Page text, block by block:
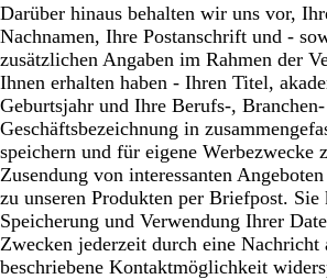
Darüber hinaus behalten wir uns vor,
Nachnamen, Ihre Postanschrift und -
zusätzlichen Angaben im Rahmen der
Ihnen erhalten haben - Ihren Titel,
Geburtsjahr und Ihre Berufs-,
Geschäftsbezeichnung in
speichern und für eigene Werbezwecke
Zusendung von interessanten
zu unseren Produkten per Briefpost. Sie
Speicherung und Verwendung Ihrer
Zwecken jederzeit durch eine Nachricht
beschriebene Kontaktmöglichkeit